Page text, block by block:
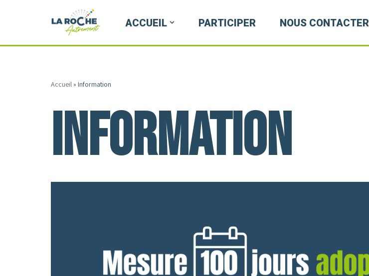
au
ACCUEIL PARTICIPER NOUS CONTACTER
Accueil» Information
Information